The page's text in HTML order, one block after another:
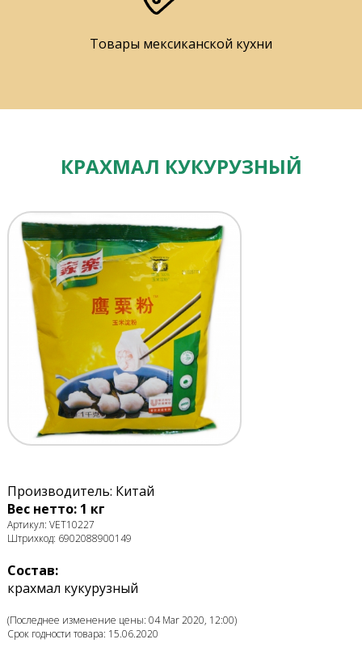
Товары мексиканской кухни
КРАХМАЛ КУКУРУЗНЫЙ
Производитель: Китай
Вес нетто: 1 кг
Артикул: VET10227
Штрихкод: 6902088900149
Состав:
крахмал кукурузный
(Последнее изменение цены: 04 Mar 2020, 12:00)
Срок годности товара: 15.06.2020